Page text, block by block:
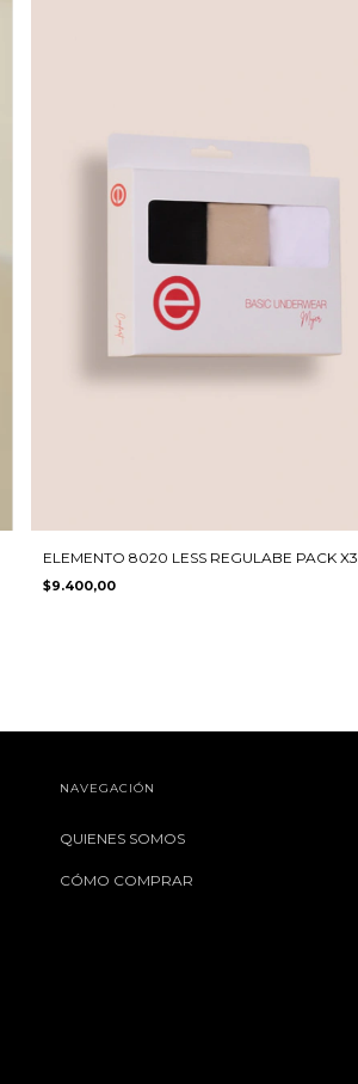
ELEMENTO 8020 LESS REGULABE PACK X3
$9.400,00
NAVEGACIÓN
QUIENES SOMOS
CÓMO COMPRAR